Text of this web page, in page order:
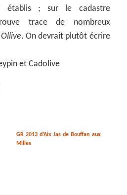
établis ; sur le cadastre
trace de nombreux
Ollive. On devrait plutôt écrire
et Cadolive
GR 2013 d’Aix Jas de Bouffan aux
Milles